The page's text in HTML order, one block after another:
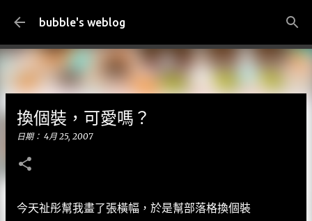
跳到主要內容
bubble's weblog
換個裝，可愛嗎？
日期： 4月 25, 2007
今天祉彤幫我畫了張橫幅，於是幫部落格換個裝